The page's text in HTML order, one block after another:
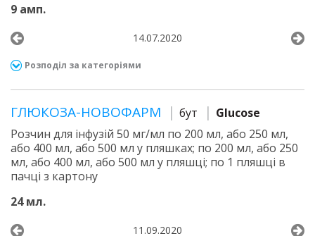
9 амп.
14.07.2020
Розподіл за категоріями
ГЛЮКОЗА-НОВОФАРМ бут
Glucose
Розчин для інфузій 50 мг/мл по 200 мл, або 250 мл,
або 400 мл, або 500 мл у пляшках; по 200 мл, або 250
мл, або 400 мл, або 500 мл у пляшці; по 1 пляшці в
пачці з картону
24 мл.
11.09.2020